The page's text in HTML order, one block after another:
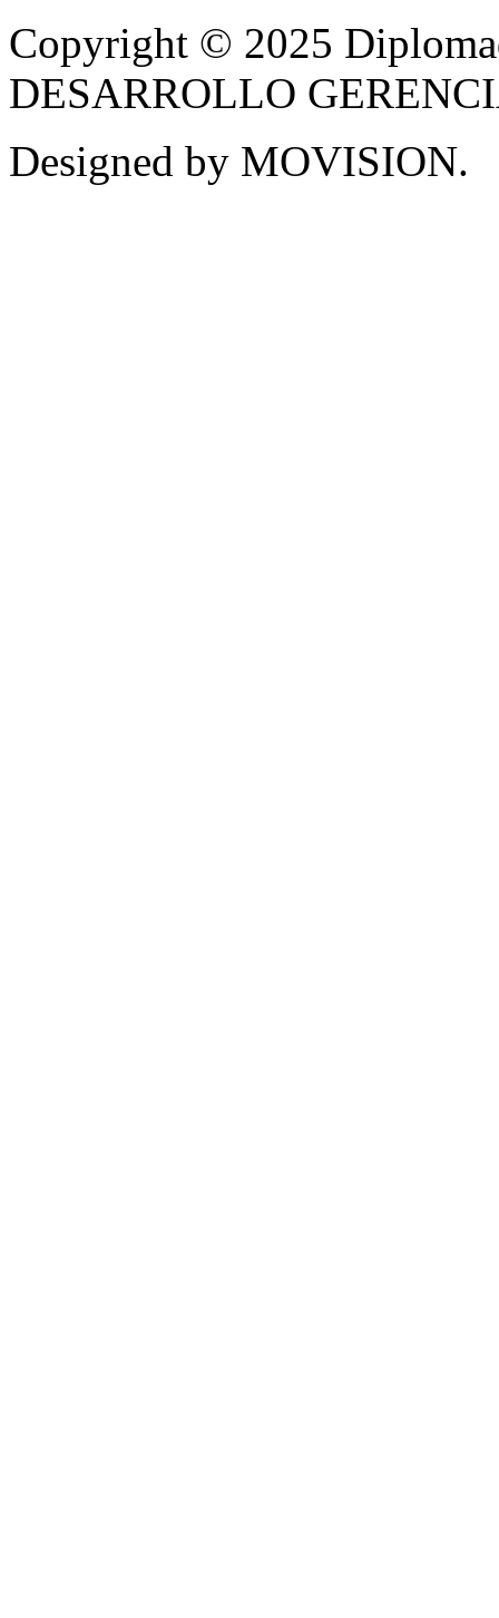
Copyright © 2025
DESARROLLO
Designed by MOVISION.